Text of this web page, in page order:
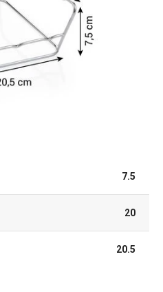
7.5
20
20.5